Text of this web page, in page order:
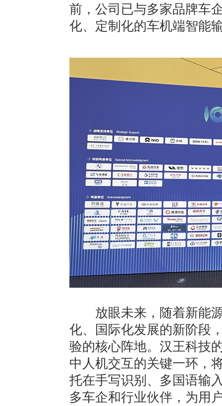
前，公司已与多家品牌车
化、定制化的车机端智能
放眼未来，随着新能源
化、国际化发展的新阶段
验的核心阵地。汉王科技
中人机交互的关键一环，
托在手写识别、多国语输
多车企和行业伙伴，为用